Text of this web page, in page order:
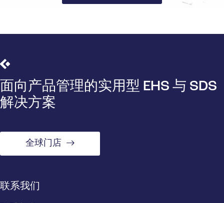
面向产品管理的实用型 EHS 与 SDS
解决方案
全球门店
联系我们